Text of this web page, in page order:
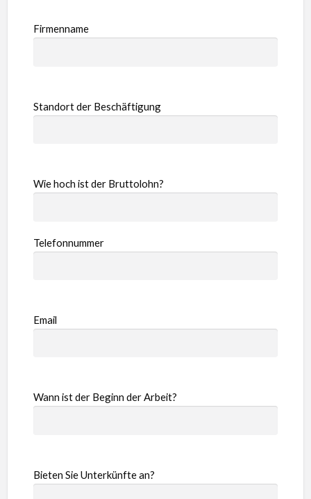
Firmenname
Standort der Beschäftigung
Wie hoch ist der Bruttolohn?
Telefonnummer
Email
Wann ist der Beginn der Arbeit?
Bieten Sie Unterkünfte an?